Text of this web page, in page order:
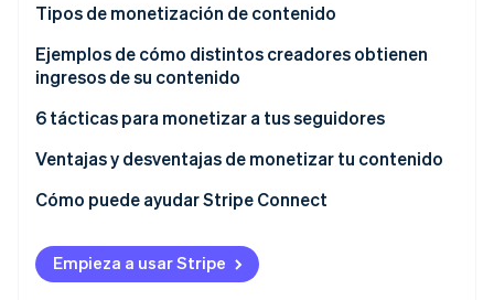
Artes visuales y manualidades
Contenido educativo
Contenido de redes sociales
Otros contenidos
Tipos de monetización de contenido
Monetización directa
Monetización indirecta
Monetización específica de la plataforma
Ejemplos de cómo distintos creadores obtienen
ingresos de su contenido
6 tácticas para monetizar a tus seguidores
1. Identifica tu nicho y propuesta de valor
2. Fomenta un alto nivel de participación de la
3. Decide qué estrategias de monetización
funcionan para ti
Ventajas y desventajas de monetizar tu contenido
Beneficios
Desventajas
Cómo puede ayudar Stripe Connect
Empieza a usar Stripe